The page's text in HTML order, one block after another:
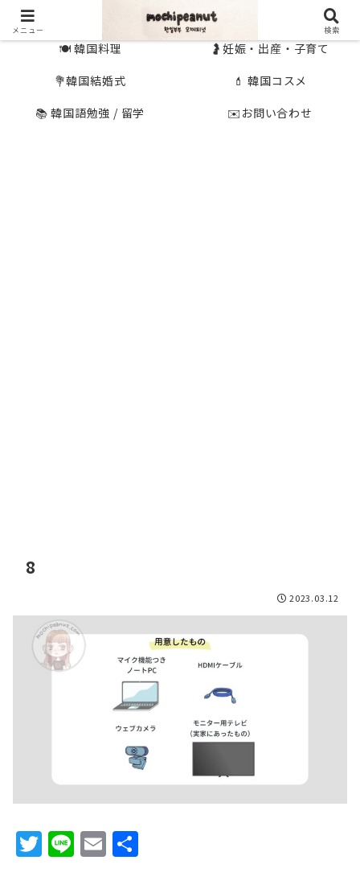
🍽 韓国料理
🤰妊娠・出産・子育て
💐韓国結婚式
💄 韓国コスメ
📚 韓国語勉強 / 留学
✉️お問い合わせ
8
2023.03.12
T
w
Li
n
E
m
メニュー 検索